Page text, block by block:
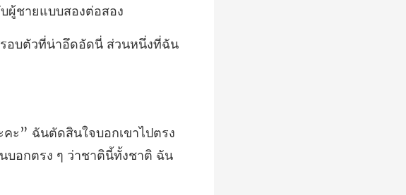
อบตัวที่น่าอึดอัดนี่ ส่วนหนึ่งที่ฉัน
าไปตรง
บอกตรง ๆ